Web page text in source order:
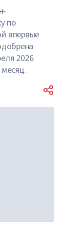
по
впервые
2026